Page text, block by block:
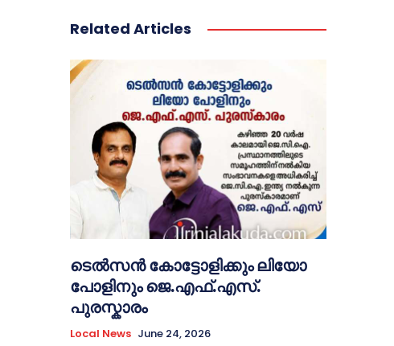
Related Articles
ടെൽസൻ കോട്ടോളിക്കും ലിയോ
പോളിനും ജെ.എഫ്.എസ്.
പുരസ്കാരം
Local News June 24, 2026